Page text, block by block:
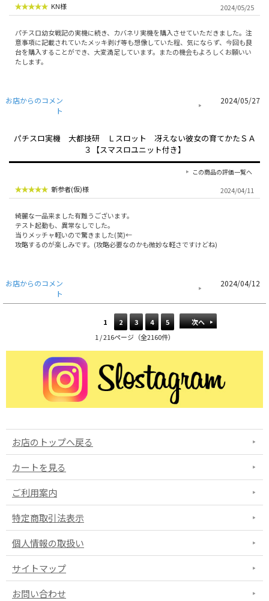
KN様 2024/05/25
パチスロ幼女戦記の実機に続き、カバネリ実機を購入させていただきました。注
意事項に記載されていたメッキ剥げ等も想像していた程、気にならず、今回も良
台を購入することができ、大変満足しています。またの機会もよろしくお願いい
たします。
お店からのコメン
ト
2024/05/27
パチスロ実機 大都技研 Ｌスロット 冴えない彼女の育てかたＳＡ
３【スマスロユニット付き】
この商品の評価一覧へ
新参者(仮)様 2024/04/11
綺麗な一品来ました有難うございます。
テスト起動も、異常なしでした。
当りメッチャ軽いので驚きました(笑)←
攻略するのが楽しみです。(攻略必要なのかも微妙な軽さですけどね)
お店からのコメン
ト
2024/04/12
1 2 3 4 5
次へ
1 / 216ページ（全2160件）
お店のトップへ戻る
カートを見る
ご利用案内
特定商取引法表示
個人情報の取扱い
サイトマップ
お問い合わせ